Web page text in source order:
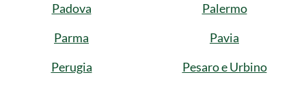
Padova
Palermo
Parma
Pavia
Perugia
Pesaro e Urbino